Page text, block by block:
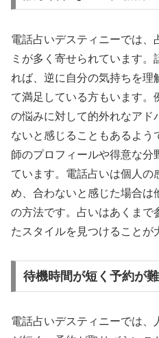
電話占いデスティニーでは、
ミが多く寄せられています
れば、逆に自分の気持ちを理
て満足している方もいます。
の悩みに対して的外れなアド
ないと感じることもあるよう
師のプロフィールや得意な
ています。電話占いは個人の
め、合わないと感じた場合は
の方法です。占いはあくまで
たスタイルを見つけることが
待機時間が短く予約が
電話占いデスティニーでは、